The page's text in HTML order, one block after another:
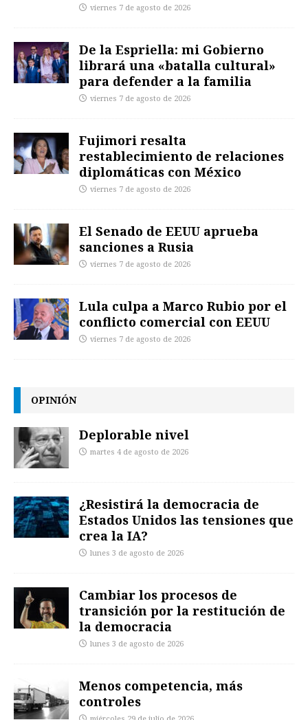
viernes 7 de agosto de 2026
De la Espriella: mi Gobierno
librará una «batalla cultural»
para defender a la familia
viernes 7 de agosto de 2026
Fujimori resalta
restablecimiento de relaciones
diplomáticas con México
viernes 7 de agosto de 2026
El Senado de EEUU aprueba
sanciones a Rusia
viernes 7 de agosto de 2026
Lula culpa a Marco Rubio por el
conflicto comercial con EEUU
viernes 7 de agosto de 2026
OPINIÓN
Deplorable nivel
martes 4 de agosto de 2026
¿Resistirá la democracia de
Estados Unidos las tensiones que
crea la IA?
lunes 3 de agosto de 2026
Cambiar los procesos de
transición por la restitución de
la democracia
lunes 3 de agosto de 2026
Menos competencia, más
controles